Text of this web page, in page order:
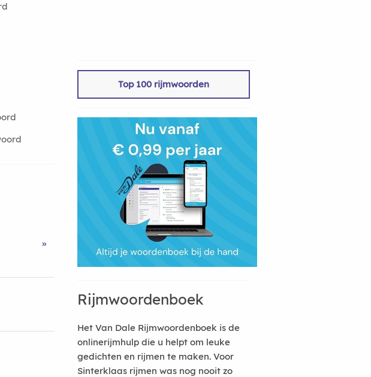
»
Top 100 rijmwoorden
Rijmwoordenboek
Het Van Dale Rijmwoordenboek is de
onlinerijmhulp die u helpt om leuke
gedichten en rijmen te maken. Voor
Sinterklaas rijmen was nog nooit zo